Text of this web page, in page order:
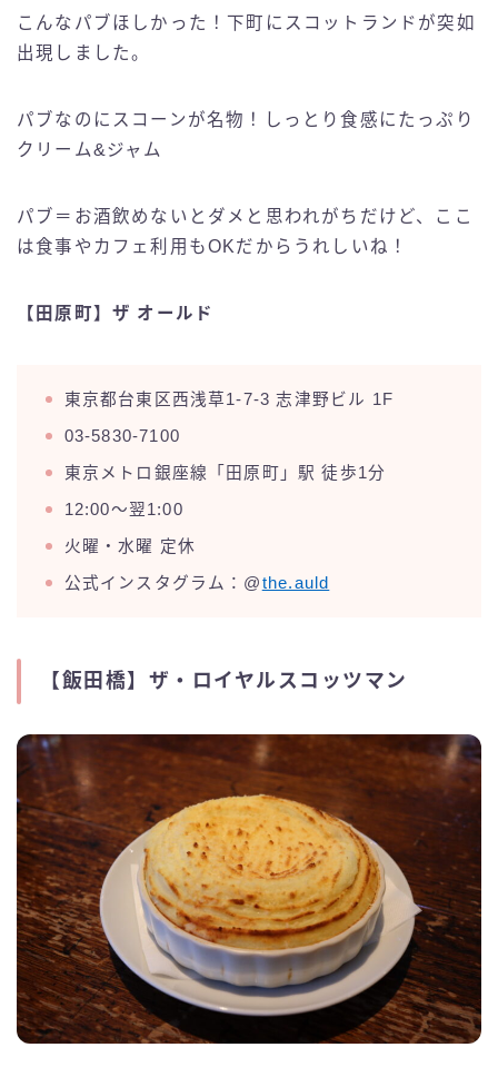
こんなパブほしかった！下町にスコットランドが突如
出現しました。
パブなのにスコーンが名物！しっとり食感にたっぷり
クリーム&ジャム
パブ＝お酒飲めないとダメと思われがちだけど、ここ
は食事やカフェ利用もOKだからうれしいね！
【田原町】ザ オールド
東京都台東区西浅草1-7-3 志津野ビル 1F
03-5830-7100
東京メトロ銀座線「田原町」駅 徒歩1分
12:00～翌1:00
火曜・水曜 定休
公式インスタグラム：@the.auld
【飯田橋】ザ・ロイヤルスコッツマン